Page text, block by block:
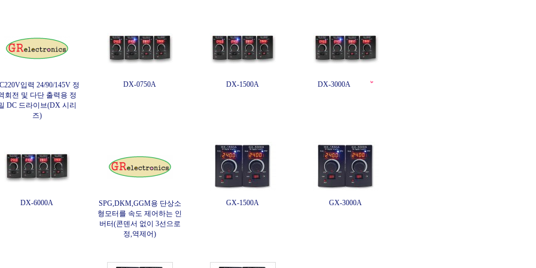
입력 24/90/145V 정
회전 및 다단 출력용 정
DC 드라이브(DX 시리
즈)
DX-0750A DX-1500A DX-3000A
DX-6000A
SPG,DKM,GGM용 단상소
형모터를 속도 제어하는 인
버터(콘덴서 없이 3선으로
정,역제어)
GX-1500A GX-3000A